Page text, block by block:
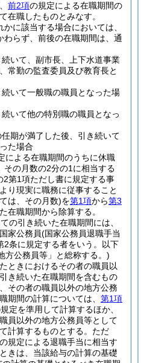
前2項の規定による在職期間の
在職したものとみなす。
かに該当する場合においては、
わらず、前後の在職期間は、通
いて、副市長、上下水道事業
常勤の監査委員及び教育長と
いて一般職の職員となった場
いて他の特別職の職員となっ
期が満了した後、引き続いて
た場合
による在職期間のうちに休職
その月数の2分の1に相当する
第1項ただし書に規定する事
り現実に職務に従事すること
は、その月数)を第1項から第3
在職期間から除算する。
の引き続いた在職期間には、
家公務員(国家公務員退職手当
2条に規定する者をいう。以下
方公務員等」と総称する。)
ときにおけるその者の職員以
き続いた在職期間を含むもの
その者の職員以外の地方公務
期間の計算については、 第1項
定を準用して計算するほか、
員以外の地方公務員等として
計算するものとする。 ただ
規定による退職手当に相当す
きは、当該給与の計算の基礎